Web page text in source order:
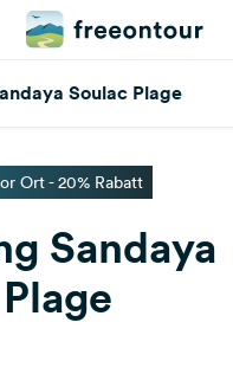
Soulac Plage
Ort - 20% Rabatt
Sandaya